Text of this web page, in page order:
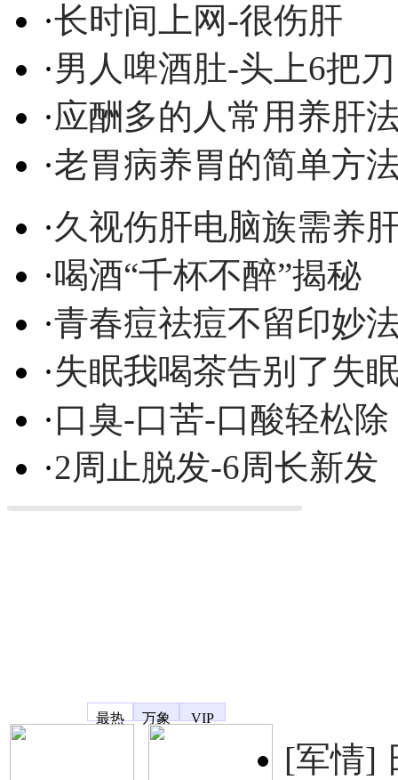
·长时间上网-很伤肝
·男人啤酒肚-头上6把刀
·应酬多的人常用养肝
·老胃病养胃的简单方
·久视伤肝电脑族需养
·喝酒“千杯不醉”揭秘
·青春痘祛痘不留印妙
·失眠我喝茶告别了失
·口臭-口苦-口酸轻松除
·2周止脱发-6周长新发
最热
万象 VIP
[军情]